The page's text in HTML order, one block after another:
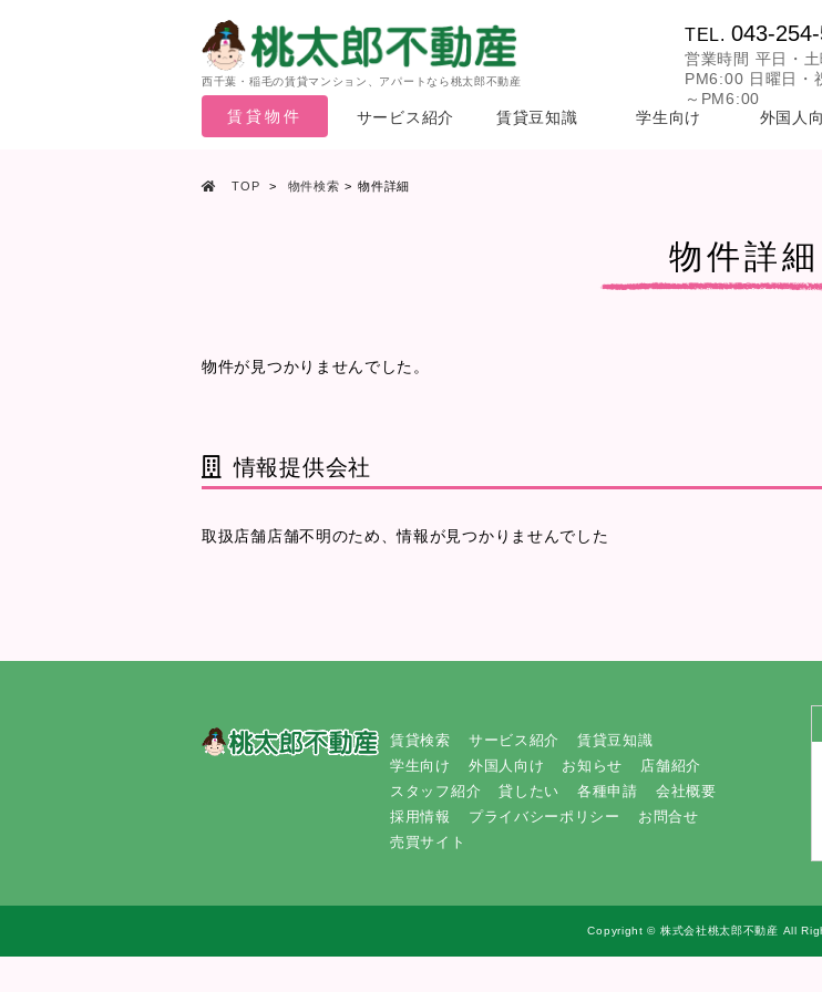
西千葉・稲毛の賃貸マンション、アパートなら桃太郎不動産
TEL. 043-
営業時間 平日・
PM6:00 日曜日・
～PM6:00
賃貸物件
サービス紹介 賃貸豆知識 学生向け 外国人
TOP 物件検索 物件詳細
物件詳細
物件が見つかりませんでした。
情報提供会社
取扱店舗店舗不明のため、情報が見つかりませんでした
賃貸検索 サービス紹介
賃貸豆知識
学生向け
外国人向け お知らせ
店舗紹介
スタッフ紹介
貸したい 各種申請
会社概要
採用情報
プライバシーポリシー
お問合せ
売買サイト
Copyright © 株式会社桃太郎不動産 All